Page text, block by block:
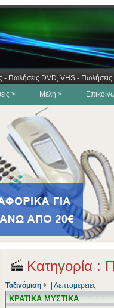
- Πωλήσεις DVD, VHS -
> Μέλη >
Κατηγορία :
Ταξινόμιση Λεπτομέρειες
ΚΡΑΤΙΚΑ ΜΥΣΤΙΚΑ